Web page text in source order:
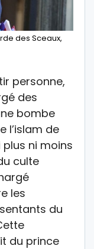
des Sceaux,
personne,
des
bombe
l’islam de
plus ni moins
culte
les
du
du prince